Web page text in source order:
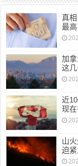
真
最高
加
这几
近
现
山
迫紧